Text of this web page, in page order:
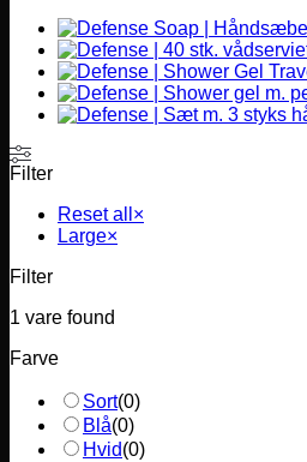
flere
varianter.
Mulighederne
kan
på
varesiden
Filter
Reset all ×
Large×
Filter
1 vare found
Farve
Sort(0)
Blå(0)
Hvid(0)